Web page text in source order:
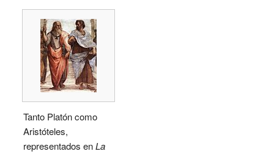
Tanto Platón como
Aristóteles,
representados enLa